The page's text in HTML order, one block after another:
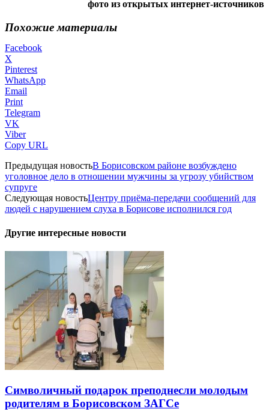
фото из открытых интернет-источников
Похожие материалы
Facebook
X
Pinterest
WhatsApp
Email
Print
Telegram
VK
Viber
Copy URL
Предыдущая новостьВ Борисовском районе возбуждено
уголовное дело в отношении мужчины за угрозу убийством
супруге
Следующая новостьЦентру приёма-передачи сообщений для
людей с нарушением слуха в Борисове исполнился год
Другие интересные новости
Символичный подарок преподнесли молодым
родителям в Борисовском ЗАГСе